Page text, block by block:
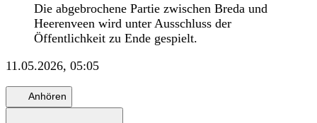
Die abgebrochene Partie zwischen Breda und
Heerenveen wird unter Ausschluss der
Öffentlichkeit zu Ende gespielt.
11.05.2026, 05:05
Anhören